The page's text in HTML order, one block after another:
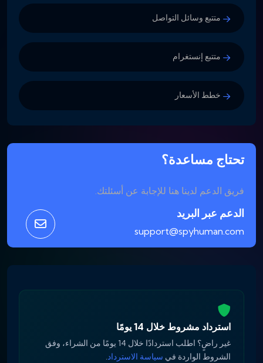
متتبع وسائل التواصل
متتبع إنستغرام
خطط الأسعار
تحتاج مساعدة؟
فريق الدعم لدينا هنا للإجابة عن أسئلتك.
الدعم عبر البريد
support@spyhuman.com
استرداد مشروط خلال 14 يومًا
غير راضٍ؟ اطلب استردادًا خلال 14 يومًا من الشراء، وفق
الشروط الواردة في سياسة الاسترداد